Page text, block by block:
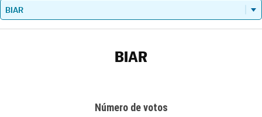
BIAR
Número de votos